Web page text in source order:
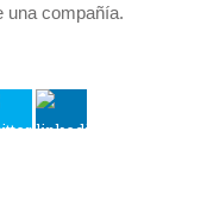
una compañía.